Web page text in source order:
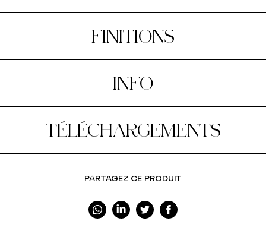
FINITIONS
INFO
TÉLÉCHARGEMENTS
PARTAGEZ CE PRODUIT